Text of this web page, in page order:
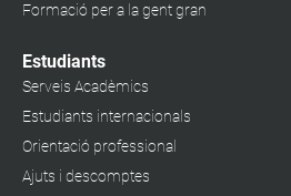
Formació per a la gent gran
Estudiants
Serveis Acadèmics
Estudiants internacionals
Orientació professional
Ajuts i descomptes